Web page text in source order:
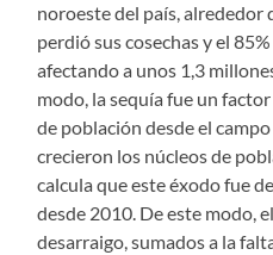
noroeste del país, alrededor
perdió sus cosechas y el
afectando a unos 1,3
modo, la sequía fue un
de población desde el
crecieron los núcleos de
calcula que este éxodo fue
desde 2010. De este modo,
desarraigo, sumados a la